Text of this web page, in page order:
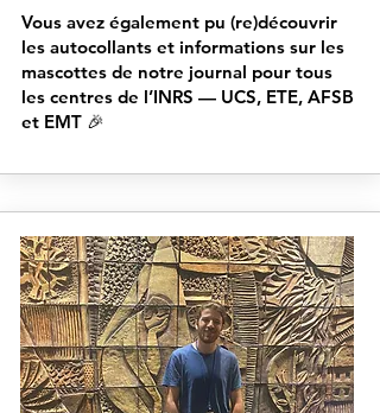
Vous avez également pu (re)découvrir
les autocollants et informations sur les
mascottes de notre journal pour tous
les centres de l’INRS — UCS, ETE, AFSB
et EMT 🎉